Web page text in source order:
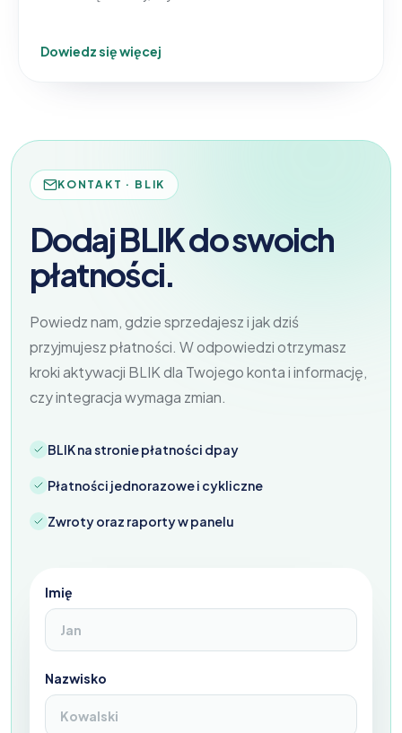
Dowiedz się więcej
KONTAKT · BLIK
Dodaj BLIK do swoich
płatności.
Powiedz nam, gdzie sprzedajesz i jak dziś
przyjmujesz płatności. W odpowiedzi otrzymasz
kroki aktywacji BLIK dla Twojego konta i informację,
czy integracja wymaga zmian.
BLIK na stronie płatności dpay
Płatności jednorazowe i cykliczne
Zwroty oraz raporty w panelu
Imię
Nazwisko